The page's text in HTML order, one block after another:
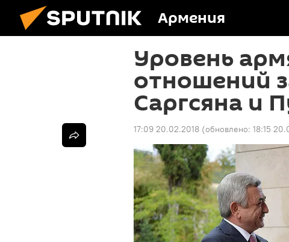
Армения
Уровень
отношений
Саргсяна и
17:09 20.02.2018 (обновлено: 18:15